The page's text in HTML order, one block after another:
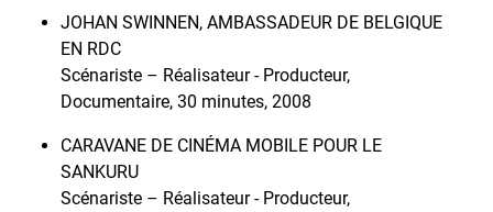
JOHAN SWINNEN, AMBASSADEUR DE BELGIQUE
EN RDC
Scénariste – Réalisateur - Producteur,
Documentaire, 30 minutes, 2008
CARAVANE DE CINÉMA MOBILE POUR LE
SANKURU
Scénariste – Réalisateur - Producteur,